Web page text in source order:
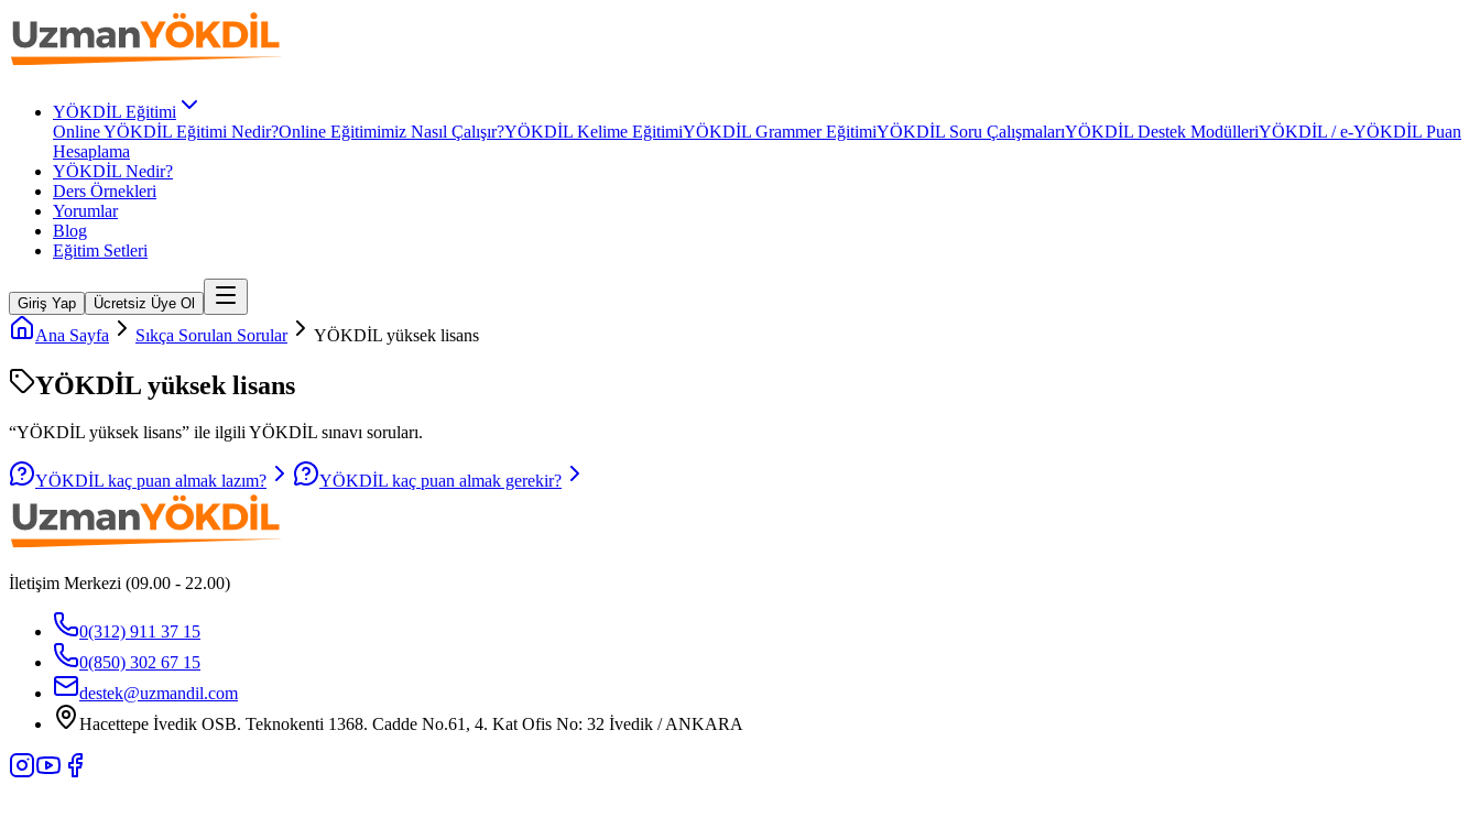
YÖKDİL Eğitimi
Online YÖKDİL Eğitimi Nedir?Online Eğitimimiz Nasıl Çalışır?YÖKDİL Kelime EğitimiYÖKDİL Grammer EğitimiYÖKDİL Soru ÇalışmalarıYÖKDİL Destek ModülleriYÖKDİL / e-YÖKDİL Puan
Hesaplama
YÖKDİL Nedir?
Ders Örnekleri
Yorumlar
Blog
Eğitim Setleri
Giriş Yap Ücretsiz Üye Ol
Ana Sayfa Sıkça Sorulan Sorular YÖKDİL yüksek lisans
YÖKDİL yüksek lisans
“YÖKDİL yüksek lisans” ile ilgili YÖKDİL sınavı soruları.
YÖKDİL kaç puan almak lazım? YÖKDİL kaç puan almak gerekir?
İletişim Merkezi (09.00 - 22.00)
0(312) 911 37 15
0(850) 302 67 15
destek@uzmandil.com
Hacettepe İvedik OSB. Teknokenti 1368. Cadde No.61, 4. Kat Ofis No: 32 İvedik / ANKARA